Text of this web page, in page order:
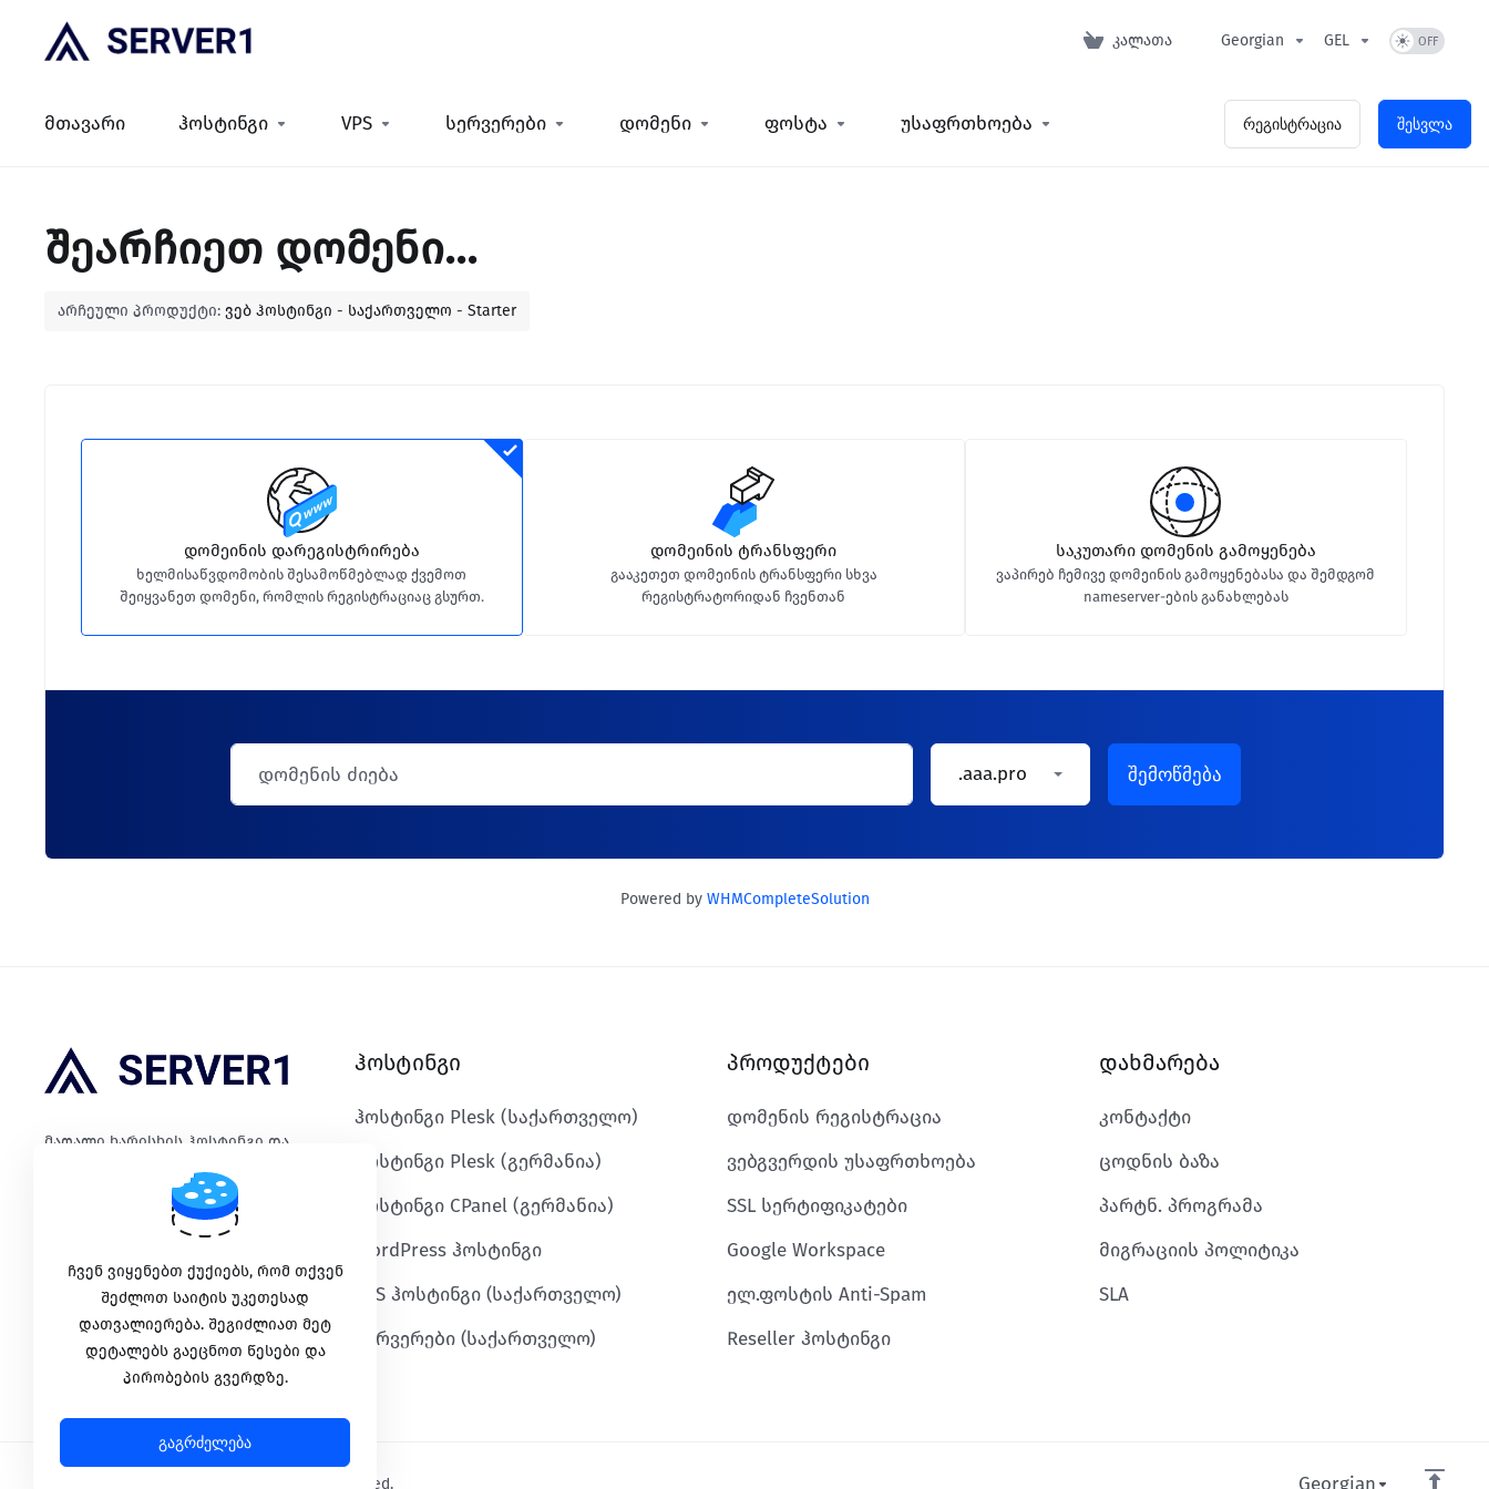
კალათა Georgian GEL
მთავარი ჰოსტინგი VPS სერვერები დომენი ფოსტა უსაფრთხოება რეგისტრაცია შესვლა
შეარჩიეთ დომენი...
არჩეული პროდუქტი: ვებ ჰოსტინგი - საქართველო - Starter
დომეინის დარეგისტრირება
ხელმისაწვდომობის შესამოწმებლად ქვემოთ
შეიყვანეთ დომენი, რომლის რეგისტრაციაც გსურთ.
დომეინის ტრანსფერი
გააკეთეთ დომეინის ტრანსფერი სხვა
რეგისტრატორიდან ჩვენთან
საკუთარი დომენის გამოყენება
ვაპირებ ჩემივე დომეინის გამოყენებასა და შემდგომ
nameserver-ების განახლებას
.aaa.pro შემოწმება
Powered by WHMCompleteSolution
მაღალი ხარისხის ჰოსტინგი და
საიმედო IT ინფრასტრუქტურა.
გადახდის მეთოდები
ჰოსტინგი
ჰოსტინგი Plesk (საქართველო)
ჰოსტინგი Plesk (გერმანია)
ჰოსტინგი CPanel (გერმანია)
WordPress ჰოსტინგი
VPS ჰოსტინგი (საქართველო)
სერვერები (საქართველო)
პროდუქტები
დომენის რეგისტრაცია
ვებგვერდის უსაფრთხოება
SSL სერტიფიკატები
Google Workspace
ელ.ფოსტის Anti-Spam
Reseller ჰოსტინგი
დახმარება
კონტაქტი
ცოდნის ბაზა
პარტნ. პროგრამა
მიგრაციის პოლიტიკა
SLA
Copyright © 2026 SERVER1.GE. All Rights Reserved. Georgian
ჩვენ ვიყენებთ ქუქიებს, რომ თქვენ
შეძლოთ საიტის უკეთესად
დათვალიერება. შეგიძლიათ მეტ
დეტალებს გაეცნოთ წესები და
პირობების გვერდზე.
გაგრძელება